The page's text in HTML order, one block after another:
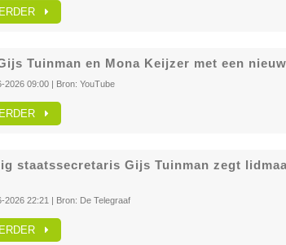
Tuinman en Mona Keijzer met een
2026 09:00| Bron: YouTube
staatssecretaris Gijs Tuinman zegt
2026 22:21 | Bron: De Telegraaf